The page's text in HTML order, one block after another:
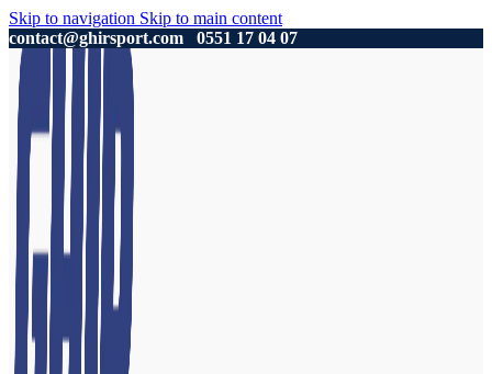
Skip to navigation Skip to main content
contact@ghirsport.com
0551 17 04 07